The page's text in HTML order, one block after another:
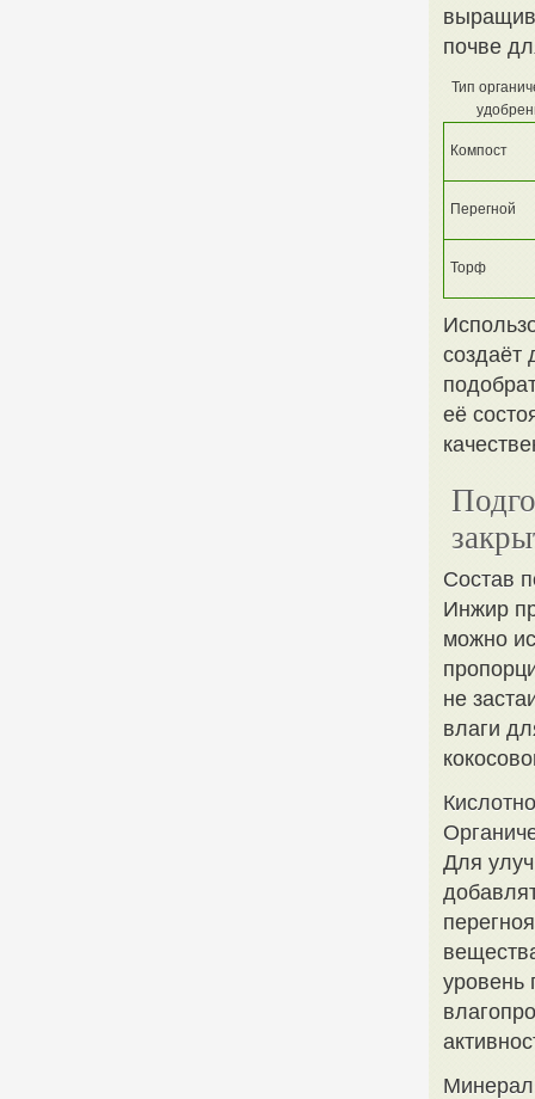
почве
Тип
Компост
Перегной
Торф
создаёт
её
Состав
Инжир
можно
не
влаги
Для
уровень